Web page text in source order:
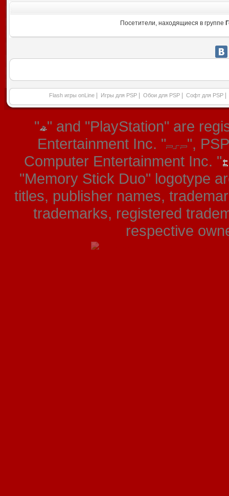
Посетители, находящиеся в группе
Flash игры onLine Игры для PSP Обои для PSP Софт для PSP
" " and "PlayStation" are
Entertainment Inc. "
",
Computer Entertainment Inc. "
"Memory Stick Duo" logotype
titles, publisher names,
trademarks, registered
respective